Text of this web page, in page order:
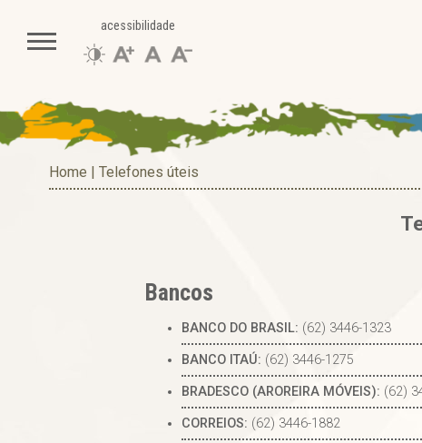
acessibilidade
Home | Telefones úteis
Bancos
BANCO DO BRASIL: (62) 3446-1323
BANCO ITAÚ: (62) 3446-1275
BRADESCO (AROREIRA MÓVEIS): (62)
CORREIOS: (62) 3446-1882